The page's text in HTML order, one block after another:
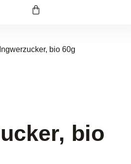
bio 60g
bio